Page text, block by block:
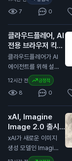
암호화폐 가격에 부정
있습니다.
개발과 성장 기회에
재투자하기로 결정했
습니다. 서클은 지난
분기 동안 7억 1천만
달러(약 9천 5백억
원)의 수익을 기록했
습니다. 이는 전년 대
니다. USDC의 유통
량은 전년 대비 19%
러(약 99조 원)에 달
했습니다. 코인베이스
는 이 유통량의 약 3
0%를 보유하고 있습
니다. 이번 계약 연장
산 시장 규제)를 개정
할 계획이라고 발표했
습니다. 이 개정안은
비EU 국가의 가상자
산 발행자, 스테이블
코인, 토큰화된 결제
방식을 다룰 예정입니
다. MiCA는 유럽 내
가상자산 시장의 규제
를 강화하기 위해 제
정된 법안입니다. 이
번 개정은 글로벌 가
상자산 시장의 변화에
대응하기 위한 것으
로, 특히 유럽 외부의
발행자와 관련된 규제
7 0
클라우드플레어, AI
전용 브라우저 킥서
프 출시
N
클라우드플레어가 AI
에이전트를 위해 설계
된 브라우저 킥서프(K
itesurf)를 출시했습
니다. 이 브라우저는
클라우드플레어의 서
버리스 플랫폼인 워커
스(Workers) 위에서
작동합니다. 킥서프는
현재 베타 버전으로
무료로 제공됩니다.
12시간 전 긍정적
8 0
xAI, Imagine
Image 2.0 출시
발표
N
xAI가 새로운 이미지
생성 모델인 Imagin
e Image 2.0을 출시